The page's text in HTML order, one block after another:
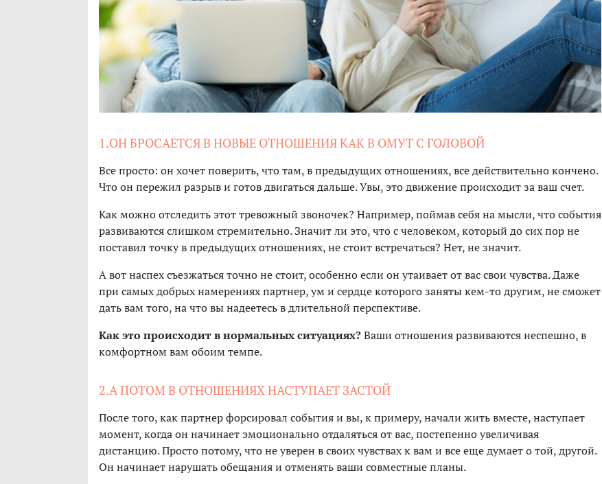
1.ОН БРОСАЕТСЯ В НОВЫЕ ОТНОШЕНИЯ КАК В ОМУТ С ГОЛОВОЙ
Все просто: он хочет поверить, что там, в предыдущих отношениях, все действительно кончено.
Что он пережил разрыв и готов двигаться дальше. Увы, это движение происходит за ваш счет.
Как можно отследить этот тревожный звоночек? Например, поймав себя на мысли, что события
развиваются слишком стремительно. Значит ли это, что с человеком, который до сих пор не
поставил точку в предыдущих отношениях, не стоит встречаться? Нет, не значит.
А вот наспех съезжаться точно не стоит, особенно если он утаивает от вас свои чувства. Даже
при самых добрых намерениях партнер, ум и сердце которого заняты кем-то другим, не сможет
дать вам того, на что вы надеетесь в длительной перспективе.
Как это происходит в нормальных ситуациях?Ваши отношения развиваются неспешно, в
комфортном вам обоим темпе.
2.А ПОТОМ В ОТНОШЕНИЯХ НАСТУПАЕТ ЗАСТОЙ
После того, как партнер форсировал события и вы, к примеру, начали жить вместе, наступает
момент, когда он начинает эмоционально отдаляться от вас, постепенно увеличивая
дистанцию. Просто потому, что не уверен в своих чувствах к вам и все еще думает о той, другой.
Он начинает нарушать обещания и отменять ваши совместные планы.